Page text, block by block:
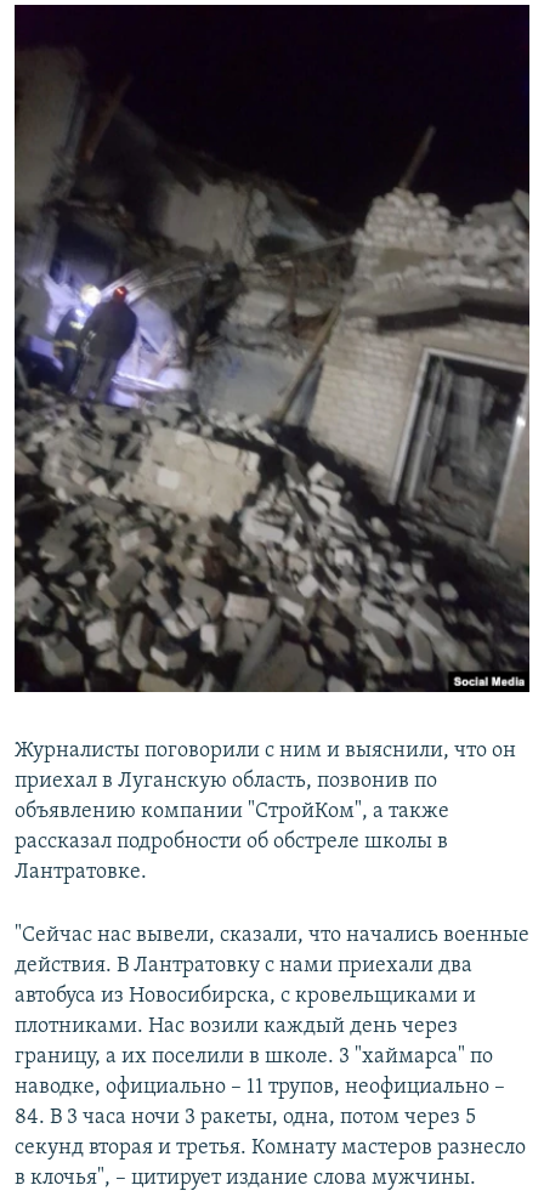
Журналисты поговорили с ним и выяснили, что он
приехал в Луганскую область, позвонив по
объявлению компании "СтройКом", а также
рассказал подробности об обстреле школы в
Лантратовке.
"Сейчас нас вывели, сказали, что начались военные
действия. В Лантратовку с нами приехали два
автобуса из Новосибирска, с кровельщиками и
плотниками. Нас возили каждый день через
границу, а их поселили в школе. 3 "хаймарса" по
наводке, официально – 11 трупов, неофициально –
84. В 3 часа ночи 3 ракеты, одна, потом через 5
секунд вторая и третья. Комнату мастеров разнесло
в клочья", – цитирует издание слова мужчины.